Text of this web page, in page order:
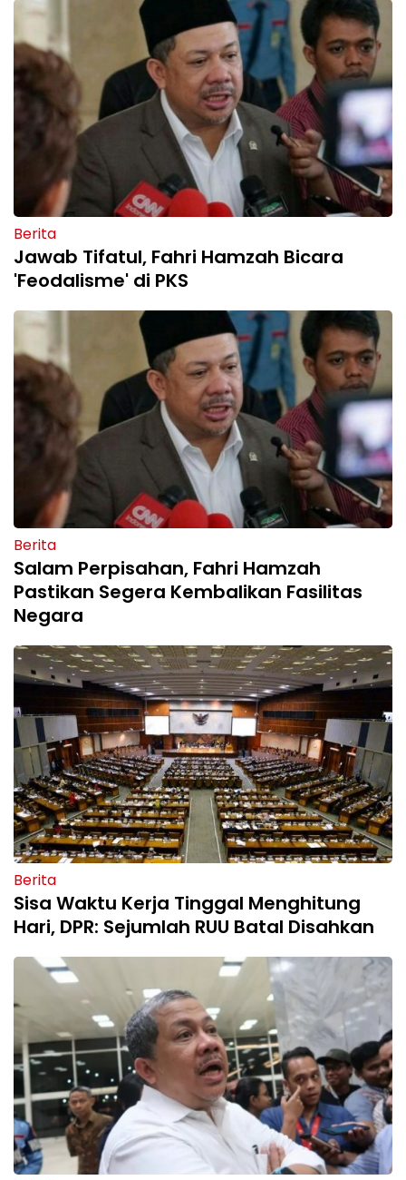
Berita
Jawab Tifatul, Fahri Hamzah Bicara
'Feodalisme' di PKS
Berita
Salam Perpisahan, Fahri Hamzah
Pastikan Segera Kembalikan Fasilitas
Negara
Berita
Sisa Waktu Kerja Tinggal Menghitung
Hari, DPR: Sejumlah RUU Batal Disahkan